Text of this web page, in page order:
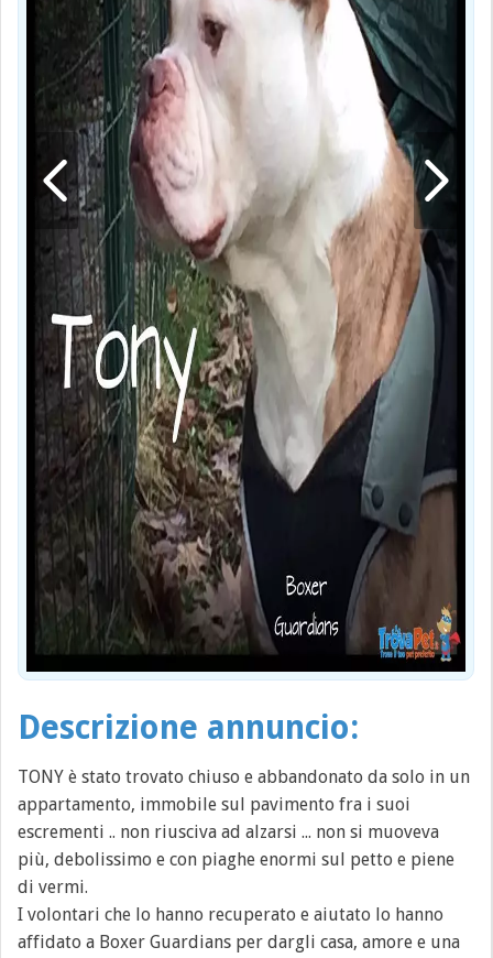
Descrizione annuncio:
TONY è stato trovato chiuso e abbandonato da solo in un
appartamento, immobile sul pavimento fra i suoi
escrementi .. non riusciva ad alzarsi ... non si muoveva
più, debolissimo e con piaghe enormi sul petto e piene
di vermi.
I volontari che lo hanno recuperato e aiutato lo hanno
affidato a Boxer Guardians per dargli casa, amore e una